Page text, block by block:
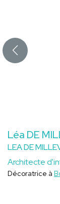
Léa DE
LEA DE
Architecte
Décoratrice à